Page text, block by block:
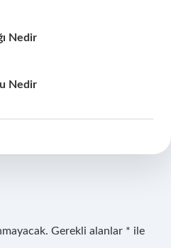
Nedir
Nedir
Gerekli alanlar * ile